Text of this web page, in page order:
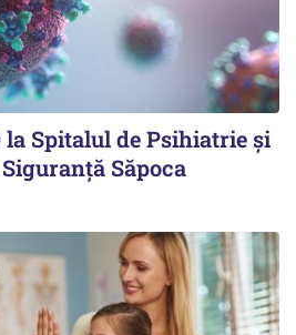
la Spitalul de Psihiatrie şi
Săpoca